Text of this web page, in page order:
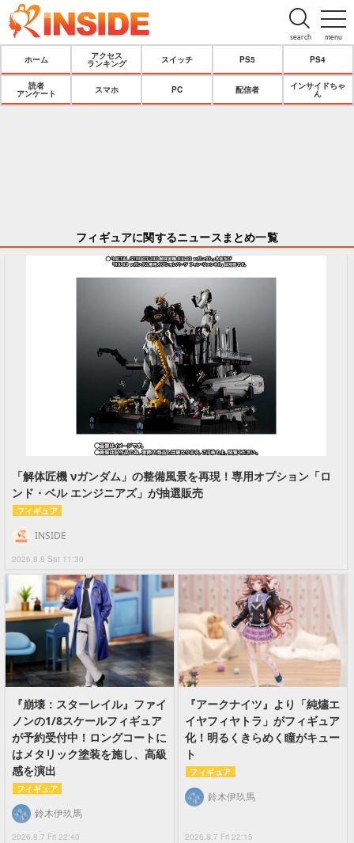
menu
search
ホーム
アクセス
ランキング
スイッチ PS5 PS4
読者
アンケート
スマホ PC 配信者
インサイドちゃ
ん
フィギュアに関するニュースまとめ一覧
「解体匠機 νガンダム」の整備風景を再現！専用オプション「ロ
ンド・ベル エンジニアズ」が抽選販売
フィギュア
2026.8.8 Sat 11:30
INSIDE
『崩壊：スターレイル』ファイ
ノンの1/8スケールフィギュア
が予約受付中！ロングコートに
はメタリック塗装を施し、高級
感を演出
フィギュア
2026.8.7 Fri 22:40
鈴木伊玖馬
『アークナイツ』より「純燼エ
イヤフィヤトラ」がフィギュア
化！明るくきらめく瞳がキュー
ト
フィギュア
2026.8.7 Fri 22:15
鈴木伊玖馬